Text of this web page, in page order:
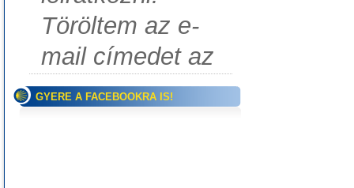
Töröltem az e-
mail címedet az
GYERE A FACEBOOKRA IS!